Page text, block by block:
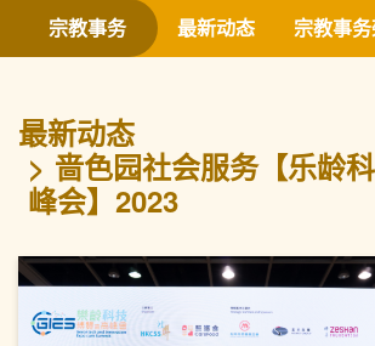
联络我们
宗教事务 最新动态 宗教事
最新动态
啬色园社会服务【乐龄
峰会】2023